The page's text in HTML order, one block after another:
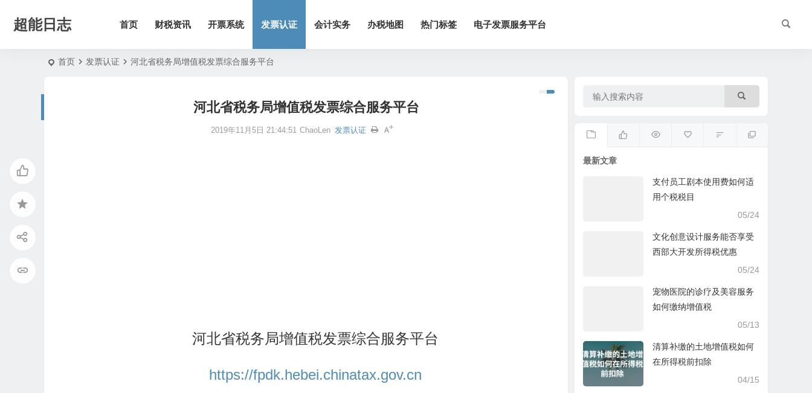
超能日志 首页 财税资讯 开票系统 发票认证 会计实务 办税地图 热门标签 电子发票服务平台
首页 发票认证 河北省税务局增值税发票综合服务平台
河北省税务局增值税发票综合服务平台
2019年11月5日 21:44:51 ChaoLen 发票认证
河北省税务局增值税发票综合服务平台
https://fpdk.hebei.chinatax.gov.cn
最新文章
支付员工剧本使用费如何适
用个税税目
05/24
文化创意设计服务能否享受
西部大开发所得税优惠
05/24
宠物医院的诊疗及美容服务
如何缴纳增值税
05/13
清算补缴的土地增值税如何
在所得税前扣除
04/15